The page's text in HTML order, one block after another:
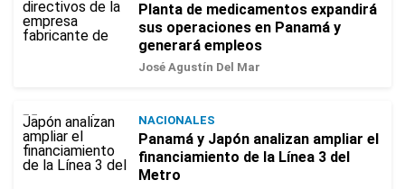
Planta de medicamentos expandirá
sus operaciones en Panamá y
generará empleos
José Agustín Del Mar
NACIONALES
Panamá y Japón analizan ampliar el
financiamiento de la Línea 3 del
Metro